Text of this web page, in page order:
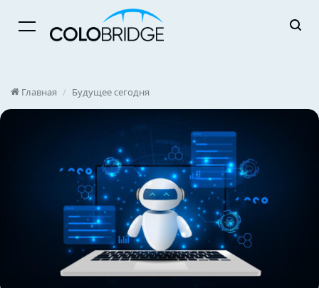
Menu
Главная / Будущее сегодня